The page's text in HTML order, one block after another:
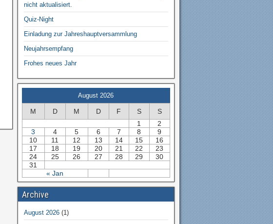
nicht aktualisiert.
Quiz-Night
Einladung zur Jahreshauptversammlung
Neujahrsempfang
Frohes neues Jahr
August 2026
M D M D F S S
« Jan
1
2
3
4 5 6 7 8
9
10
11 12 13 14 15
16
17
18 19 20 21 22
23
24
25 26 27 28 29
30
31
Archive
August 2026(1)